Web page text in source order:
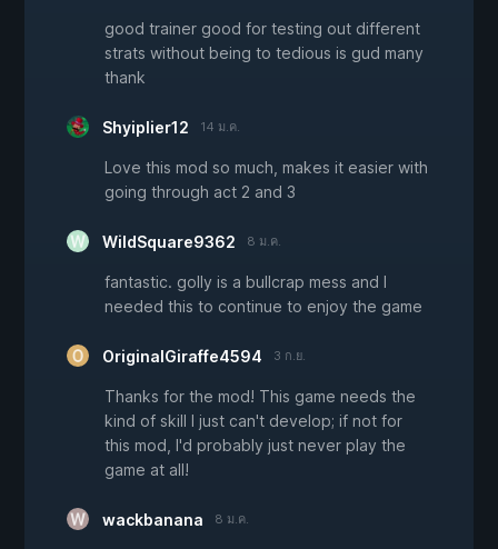
good trainer good for testing out different
strats without being to tedious is gud many
thank
Shyiplier12 14 ม.ค.
Love this mod so much, makes it easier with
going through act 2 and 3
WildSquare9362 8 ม.ค.
fantastic. golly is a bullcrap mess and I
needed this to continue to enjoy the game
OriginalGiraffe4594 3 ก.ย.
Thanks for the mod! This game needs the
kind of skill I just can't develop; if not for
this mod, I'd probably just never play the
game at all!
wackbanana 8 ม.ค.